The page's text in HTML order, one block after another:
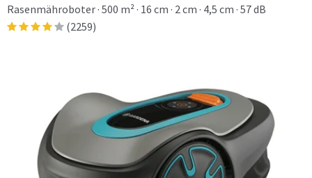
Rasenmähroboter · 500 m² · 16 cm · 2 cm · 4,5 cm · 57 dB
(2259)